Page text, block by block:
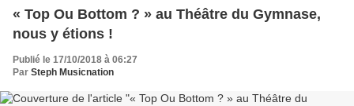
« Top Ou Bottom ? » au Théâtre du Gymnase,
nous y étions !
Publié le 17/10/2018 à 06:27
Par Steph Musicnation